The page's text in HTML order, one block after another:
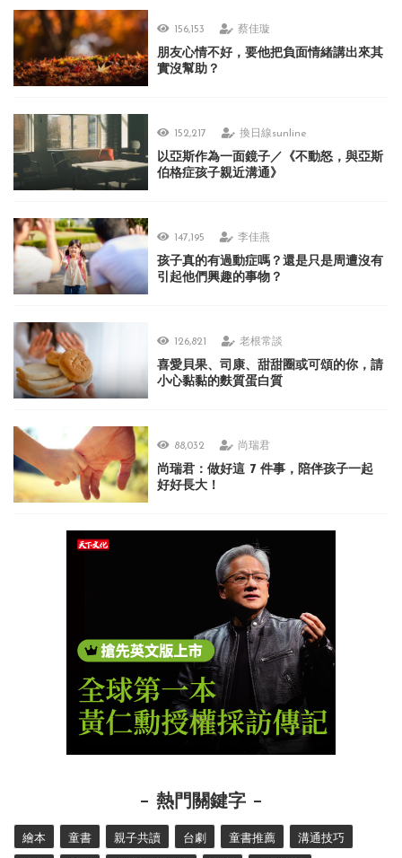
156,153 蔡佳璇
朋友心情不好，要他把負面情緒講出來其
實沒幫助？
152,217 換日線sunline
以亞斯作為一面鏡子／《不動怒，與亞斯
伯格症孩子親近溝通》
147,195 李佳燕
孩子真的有過動症嗎？還是只是周遭沒有
引起他們興趣的事物？
126,821 老根常談
喜愛貝果、司康、甜甜圈或可頌的你，請
小心黏黏的麩質蛋白質
88,032 尚瑞君
尚瑞君：做好這 7 件事，陪伴孩子一起
好好長大！
熱門關鍵字
繪本 童書 親子共讀 台劇 童書推薦 溝通技巧